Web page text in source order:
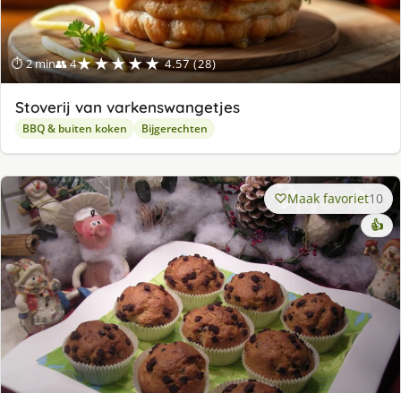
⏱ 2 min👥 4★★★★★ 4.57 (28)
Stoverij van varkenswangetjes
BBQ & buiten koken Bijgerechten
Maak favoriet10
👍